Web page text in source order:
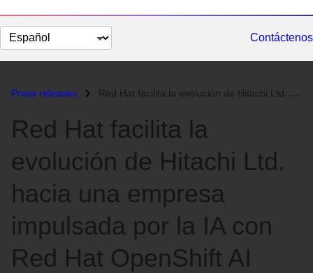
Cambiar
el
Contáctenos
Press releases Red Hat facilita la evolución de Hitachi Ltd. hacia una empresa impuls...
Red Hat facilita la
evolución de Hitachi Ltd.
hacia una empresa
impulsada por la IA con
Red Hat OpenShift AI